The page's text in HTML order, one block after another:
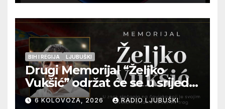
BIH I REGIJA LJUBUŠKI
Drugi Memorijal “Željko
Vukšić” održat će se u srijedu
12. kolovoza u Otoku
6 KOLOVOZA, 2026 RADIO LJUBUŠKI